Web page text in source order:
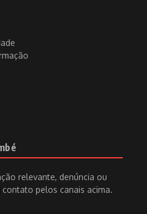
relevante, denúncia ou
contato pelos canais acima.